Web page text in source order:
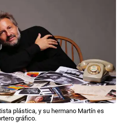
plástica, y su hermano Martín es
gráfico.